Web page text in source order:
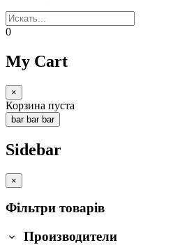
0
My Cart
×
Корзина пуста
bar bar bar
Sidebar
×
Фільтри товарів
Производители